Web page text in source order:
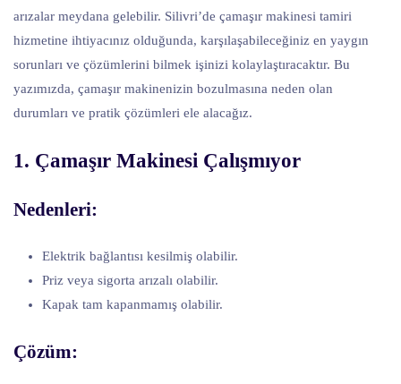
arızalar meydana gelebilir. Silivri’de çamaşır makinesi tamiri
hizmetine ihtiyacınız olduğunda, karşılaşabileceğiniz en yaygın
sorunları ve çözümlerini bilmek işinizi kolaylaştıracaktır. Bu
yazımızda, çamaşır makinenizin bozulmasına neden olan
durumları ve pratik çözümleri ele alacağız.
1. Çamaşır Makinesi Çalışmıyor
Nedenleri:
Elektrik bağlantısı kesilmiş olabilir.
Priz veya sigorta arızalı olabilir.
Kapak tam kapanmamış olabilir.
Çözüm: